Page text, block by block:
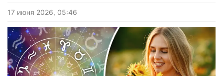
17 июня 2026, 05:46